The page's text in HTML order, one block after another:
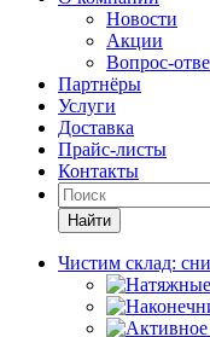
Новости
Акции
Вопрос-
Партнёры
Услуги
Доставка
Прайс-листы
Контакты
Найти
Чистим склад: